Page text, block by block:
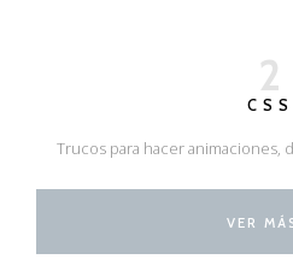
2
CSS
Trucos para hacer animaciones,
VER